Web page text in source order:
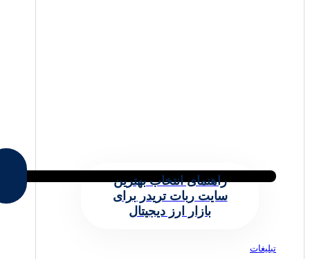
راهنمای انتخاب بهترین
سایت ربات تریدر برای
بازار ارز دیجیتال
تبلیغات